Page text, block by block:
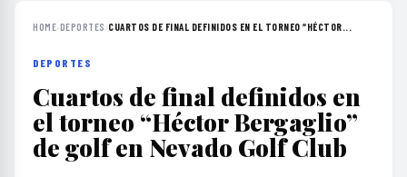
HOME›DEPORTES ›CUARTOS DE FINAL DEFINIDOS EN EL TORNEO “HÉCTOR...
DEPORTES
Cuartos de final definidos en
el torneo “Héctor Bergaglio”
de golf en Nevado Golf Club